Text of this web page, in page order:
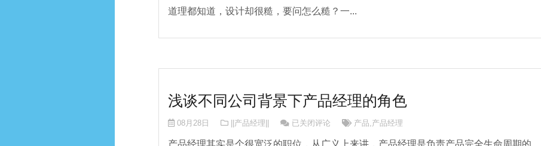
道理都知道，设计却很糙，要问怎么糙？一...
浅谈不同公司背景下产品经理的角色
08月28日 ||产品经理|| 浅谈不同公司背景下产品经理的角色
已关闭评论 产品,产品经理
产品经理其实是个很宽泛的职位，从广义上来讲，产品经理是负责产品完全生命周期的